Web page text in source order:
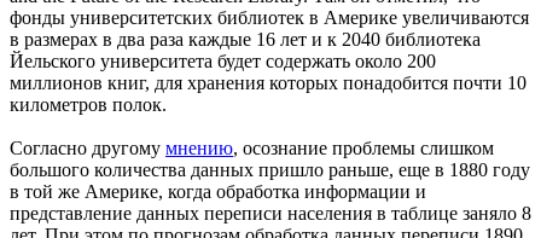
фонды университетских библиотек в Америке увеличиваются
в размерах в два раза каждые 16 лет и к 2040 библиотека
Йельского университета будет содержать около 200
миллионов книг, для хранения которых понадобится почти 10
километров полок.
Согласно другому мнению, осознание проблемы слишком
большого количества данных пришло раньше, еще в 1880 году
в той же Америке, когда обработка информации и
представление данных переписи населения в таблице заняло 8